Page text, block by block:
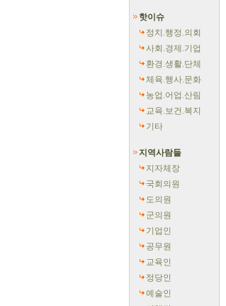
핫이슈
정치.행정.의회
사회.경제.기업
환경.생활.단체
체육.행사.문화
농업.어업.산림
교육.보건.복지
기타
지역사람들
지자체장
국회의원
도의원
군의원
기업인
공무원
교육인
정당인
예술인